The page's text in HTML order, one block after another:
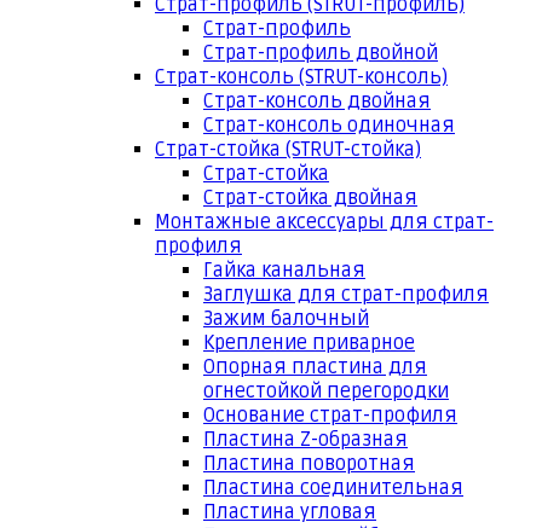
Страт-профиль (STRUT-профиль)
Страт-профиль
Страт-профиль двойной
Страт-консоль (STRUT-консоль)
Страт-консоль двойная
Страт-консоль одиночная
Страт-стойка (STRUT-стойка)
Страт-стойка
Страт-стойка двойная
Монтажные аксессуары для страт-
профиля
Гайка канальная
Заглушка для страт-профиля
Зажим балочный
Крепление приварное
Опорная пластина для
огнестойкой перегородки
Основание страт-профиля
Пластина Z-образная
Пластина поворотная
Пластина соединительная
Пластина угловая